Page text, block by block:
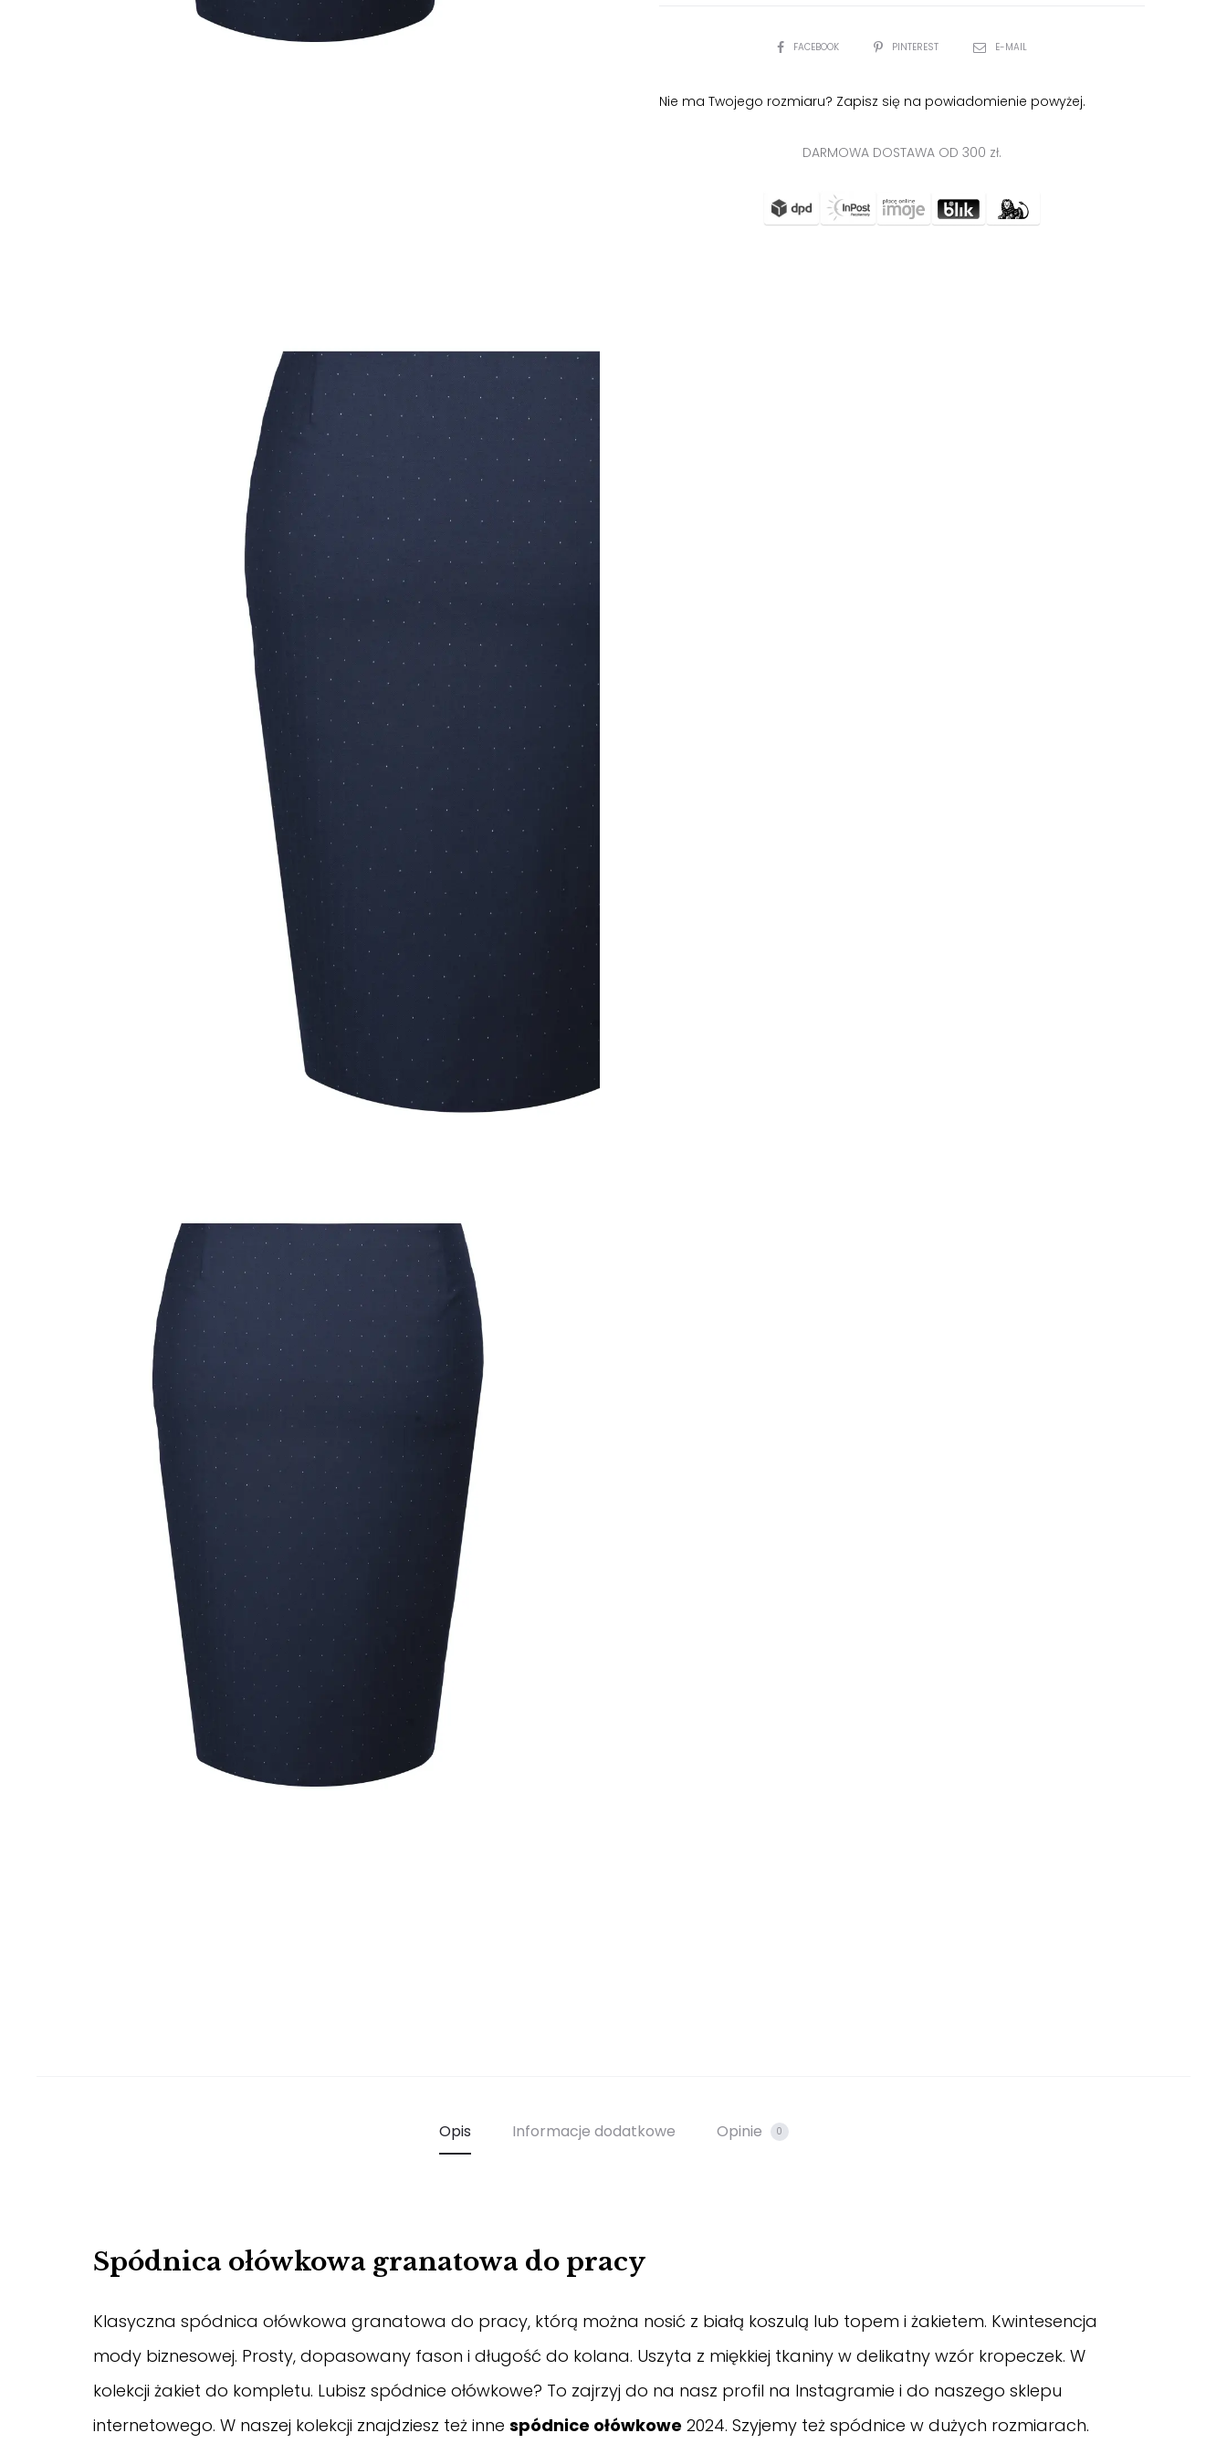
PODZIELFACEBOOK PINTEREST E-MAIL
Nie ma Twojego rozmiaru? Zapisz się na powiadomienie powyżej.
DARMOWA DOSTAWA OD 300 zł.
Opis Informacje dodatkowe Opinie 0
Spódnica ołówkowa granatowa do pracy
Klasyczna spódnica ołówkowa granatowa do pracy, którą można nosić z białą koszulą lub topem i żakietem. Kwintesencja
mody biznesowej. Prosty, dopasowany fason i długość do kolana. Uszyta z miękkiej tkaniny w delikatny wzór kropeczek. W
kolekcji żakiet do kompletu. Lubisz spódnice ołówkowe? To zajrzyj do na nasz profil na Instagramie i do naszego sklepu
internetowego. W naszej kolekcji znajdziesz też inne spódnice ołówkowe 2024. Szyjemy też spódnice w dużych rozmiarach.